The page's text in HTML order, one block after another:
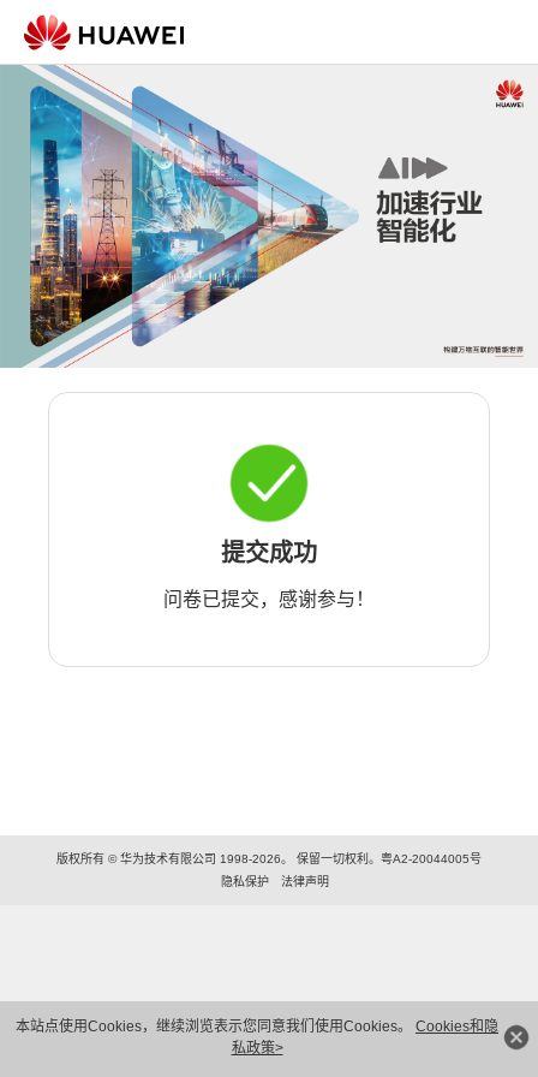
本站点使用Cookies，继续浏览表示您同意我们使用Cookies。 Cookies和隐
私政策>
提交成功
问卷已提交，感谢参与！
版权所有 © 华为技术有限公司 1998-2026。 保留一切权利。粤A2-20044005号
隐私保护
法律声明